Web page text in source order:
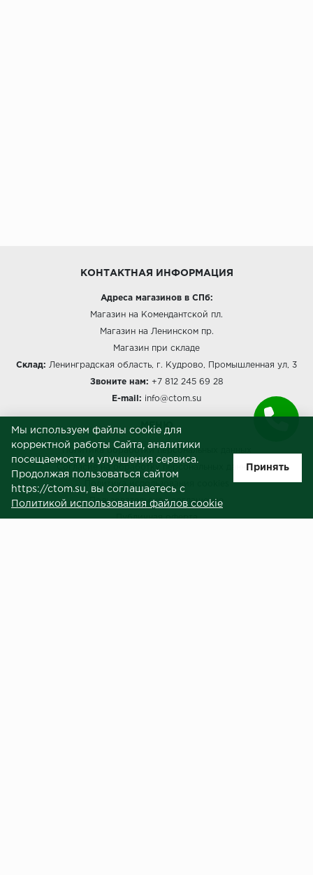
КОНТАКТНАЯ ИНФОРМАЦИЯ
Адреса магазинов в СПб:
Магазин на Комендантской пл.
Магазин на Ленинском пр.
Магазин при складе
Склад: Ленинградская область, г. Кудрово, Промышленная ул, 3
Звоните нам: +7 812 245 69 28
E-mail: info@ctom.su
МЕНЮ
Политика обработки персональных данных
Согласие на обработку персональных данных
Пользовательское соглашение
Публичная оферта
Мы используем файлы cookie для
корректной работы Сайта, аналитики
посещаемости и улучшения сервиса.
Продолжая пользоваться сайтом
https://ctom.su, вы соглашаетесь с
Политикой использования файлов cookie
Принять